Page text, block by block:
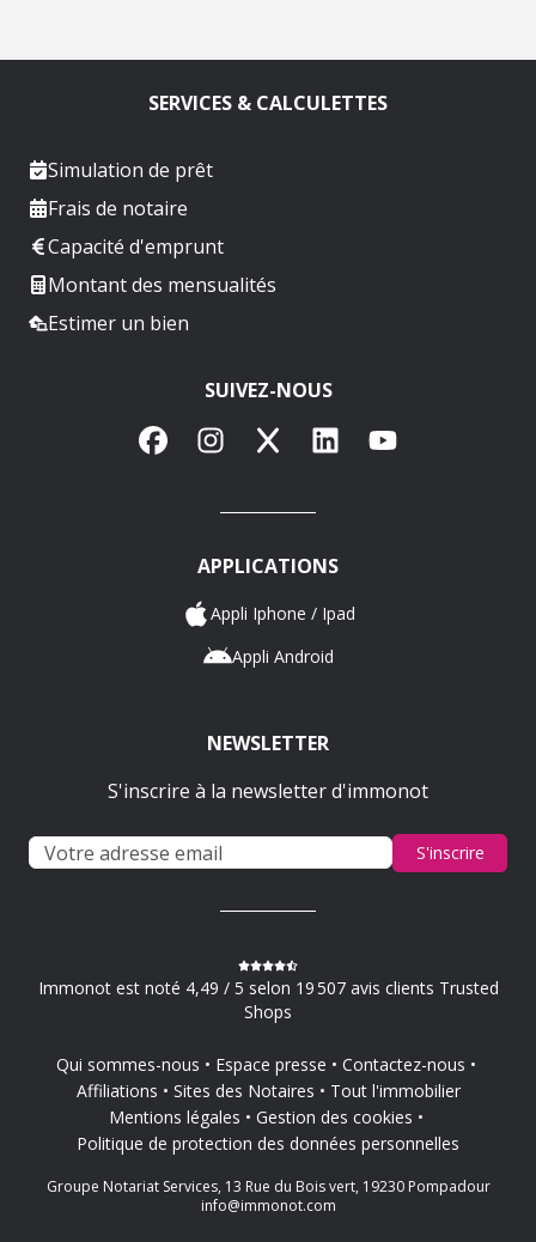
SERVICES & CALCULETTES
Simulation de prêt
Frais de notaire
Capacité d'emprunt
Montant des mensualités
Estimer un bien
SUIVEZ-NOUS
FacebookInstagram
X LinkedInYouTube
APPLICATIONS
Appli Iphone / Ipad
Appli Android
NEWSLETTER
S'inscrire à la newsletter d'immonot
S'inscrire
Immonot est noté 4,49 / 5 selon 19 507 avis clients Trusted
Shops
Qui sommes-nous Espace presse
Contactez-nous
Affiliations
Sites des Notaires
Tout l'immobilier
Mentions légales
Gestion des cookies
Politique de protection des données personnelles
Groupe Notariat Services, 13 Rue du Bois vert, 19230 Pompadour
info@immonot.com